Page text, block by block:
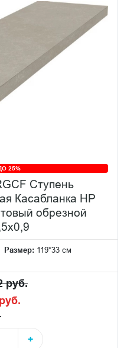
25%
Ступень
Касабланка HP
обрезной
Размер: 119*33 см
руб.
+